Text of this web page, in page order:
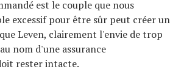
est le couple que nous
excessif pour être sûr peut créer un
Leven, clairement l'envie de trop
nom d'une assurance
rester intacte.